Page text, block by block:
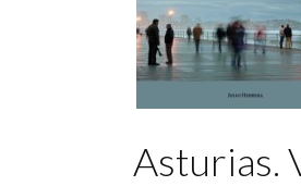
Asturias.